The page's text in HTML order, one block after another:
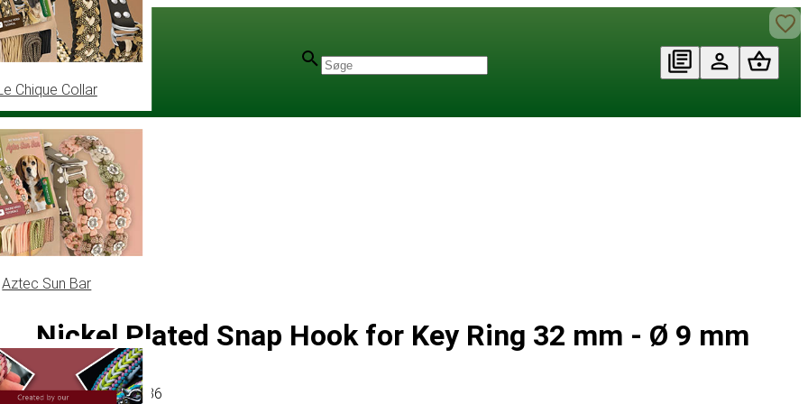
Chique Collar
Aztec Sun Bar
Nickel Plated Snap Hook for Key Ring 32 mm - Ø 9 mm
Artikel# MT011736